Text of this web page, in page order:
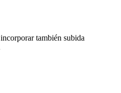
también subida